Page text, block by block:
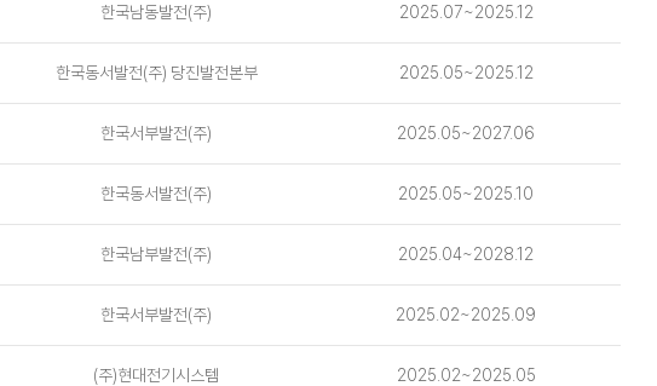
한국남동발전(주) 2025.07~2025.12
한국동서발전(주) 당진발전본부 2025.05~2025.12
한국서부발전(주) 2025.05~2027.06
한국동서발전(주) 2025.05~2025.10
한국남부발전(주) 2025.04~2028.12
한국서부발전(주) 2025.02~2025.09
(주)현대전기시스템 2025.02~2025.05